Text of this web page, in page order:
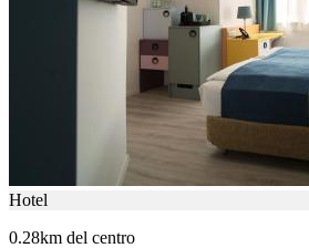
Hotel
0.28km del centro